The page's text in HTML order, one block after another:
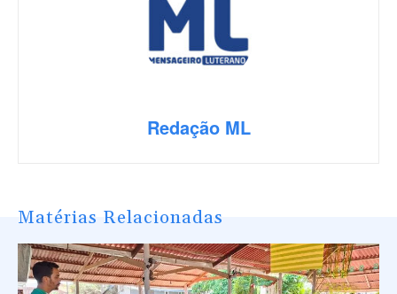
Redação ML
Matérias Relacionadas